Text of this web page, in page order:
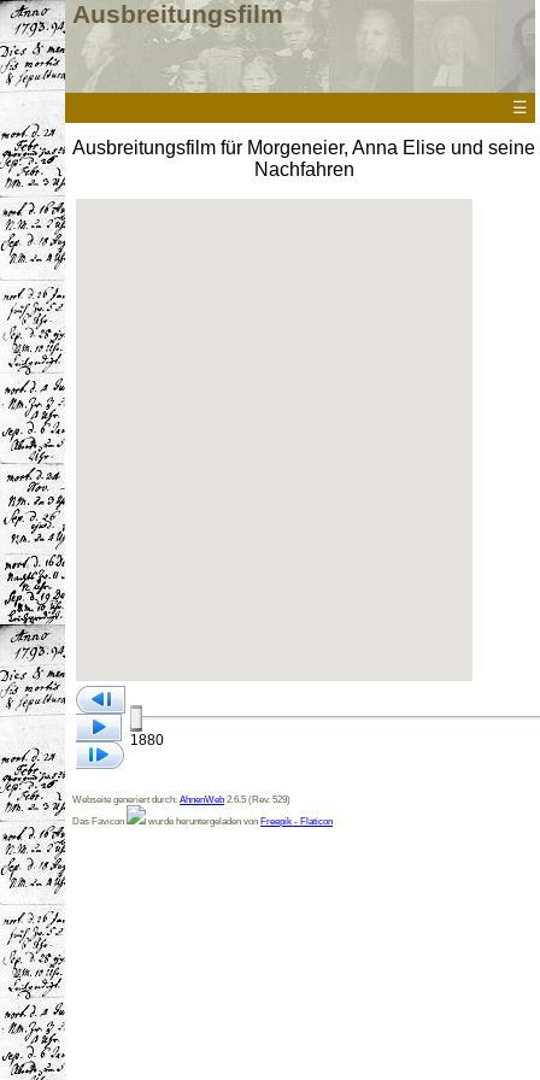
Ausbreitungsfilm
☰
Ausbreitungsfilm für Morgeneier, Anna Elise und seine
Nachfahren
1880
Webseite generiert durch: AhnenWeb 2.6.5 (Rev. 529)
Das Favicon
wurde heruntergeladen von Freepik - Flaticon